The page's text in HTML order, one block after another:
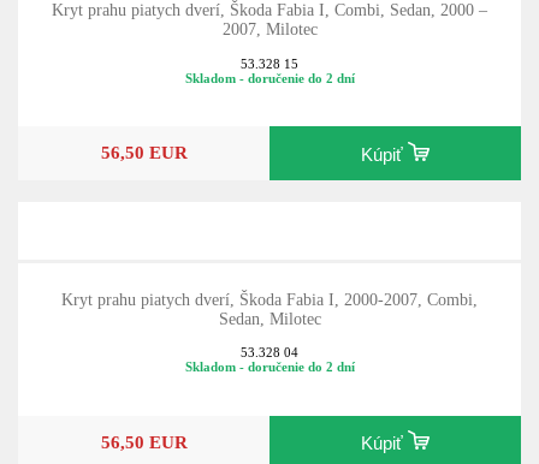
Kryt prahu piatych dverí, Škoda Fabia I, Combi, Sedan, 2000 –
2007, Milotec
53.328 15
Skladom - doručenie do 2 dní
56,50 EUR Kúpiť
Kryt prahu piatych dverí, Škoda Fabia I, 2000-2007, Combi,
Sedan, Milotec
53.328 04
Skladom - doručenie do 2 dní
56,50 EUR Kúpiť